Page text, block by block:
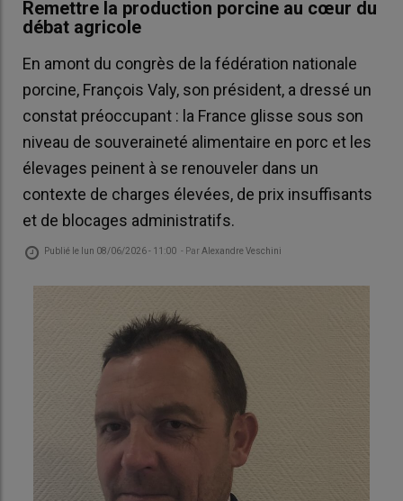
Remettre la production porcine au cœur du
débat agricole
En amont du congrès de la fédération nationale
porcine, François Valy, son président, a dressé un
constat préoccupant : la France glisse sous son
niveau de souveraineté alimentaire en porc et les
élevages peinent à se renouveler dans un
contexte de charges élevées, de prix insuffisants
et de blocages administratifs.
Publié le lun 08/06/2026 - 11:00 - Par Alexandre Veschini